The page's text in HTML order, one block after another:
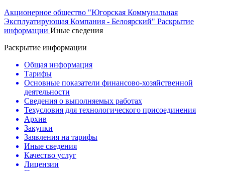
Акционерное общество "Югорская Коммунальная
Эксплуатирующая Компания - Белоярский" Раскрытие
информации Иные сведения
Раскрытие информации
Общая информация
Тарифы
Основные показатели финансово-хозяйственной
деятельности
Сведения о выполняемых работах
Техусловия для технологического присоединения
Архив
Закупки
Заявления на тарифы
Иные сведения
Качество услуг
Лицензии